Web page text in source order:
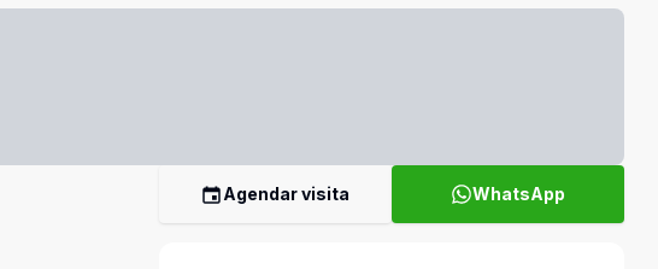
Agendar visita WhatsApp